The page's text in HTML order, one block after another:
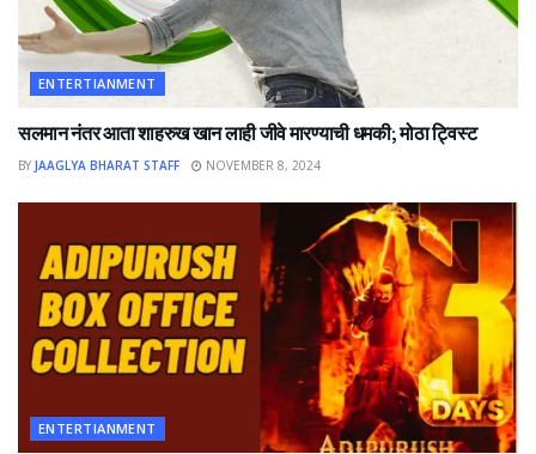
ENTERTIANMENT
सलमान नंतर आता शाहरुख खान लाही जीवे मारण्याची धमकी; मोठा ट्विस्ट
BY JAAGLYA BHARAT STAFF NOVEMBER 8, 2024
ENTERTIANMENT